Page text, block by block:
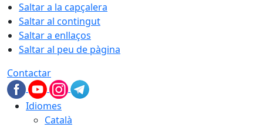
Saltar a la capçalera
Saltar al contingut
Saltar a enllaços
Saltar al peu de pàgina
Contactar
Idiomes
Català